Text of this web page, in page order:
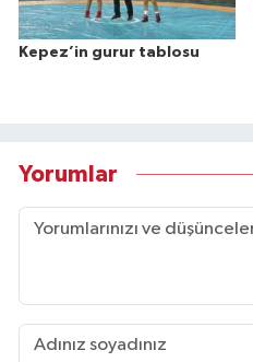
Kepez’in gurur tablosu
Yorumlar